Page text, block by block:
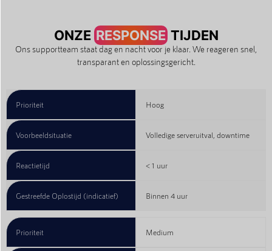
ONZE RESPONSETIJDEN
Ons supportteam staat dag en nacht voor je klaar. We reageren snel,
transparant en oplossingsgericht.
Prioriteit Hoog
Voorbeeldsituatie Volledige serveruitval, downtime
Reactietijd < 1 uur
Gestreefde Oplostijd (indicatief) Binnen 4 uur
Prioriteit Medium